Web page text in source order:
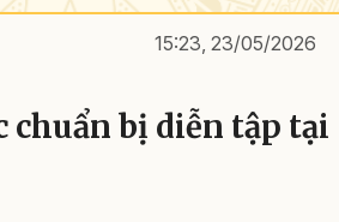
15:23, 23/05/2026
chuẩn bị diễn tập tại